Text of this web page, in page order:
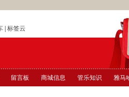
| 标签云
留言板 商城信息 管乐知识 雅马